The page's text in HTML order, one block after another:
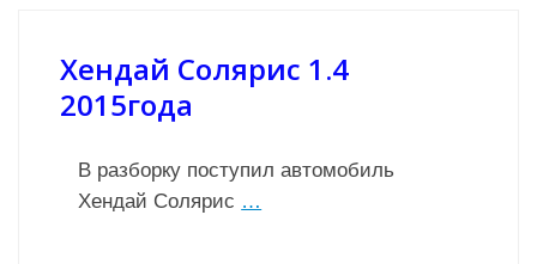
Хендай Солярис 1.4
2015года
В разборку поступил автомобиль
Хендай Солярис …